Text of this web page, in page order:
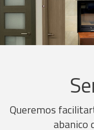
Queremos
abanico